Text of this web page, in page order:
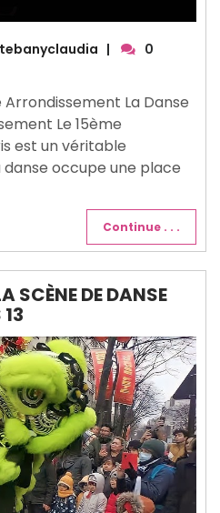
|
0
Arrondissement La Danse
Le 15ème
est un véritable
occupe une place
Continue . . .
SCÈNE DE DANSE